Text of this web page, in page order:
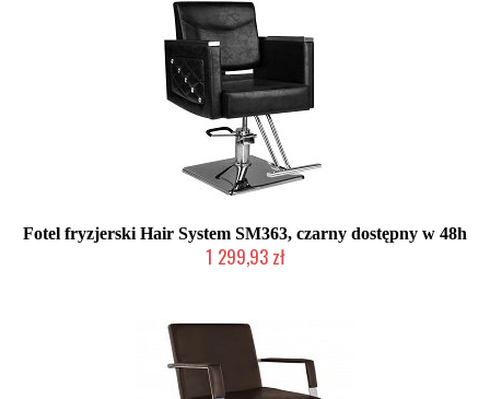
Fotel fryzjerski Hair System SM363, czarny dostępny w 48h
1 299,93 zł